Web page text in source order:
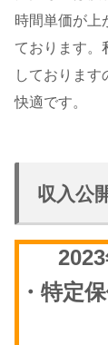
時間単価が上
ております。
しております
快適です。
収入公
・特定